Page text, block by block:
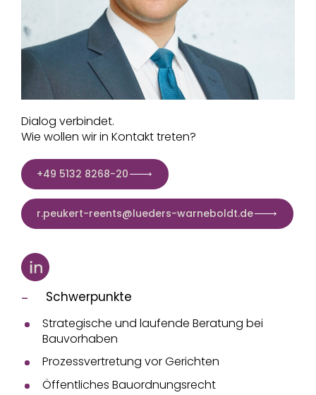
Dialog verbindet.
Wie wollen wir in Kontakt treten?
+49 5132 8268-20
r.peukert-reents@lueders-warneboldt.de
Schwerpunkte
Strategische und laufende Beratung bei
Bauvorhaben
Prozessvertretung vor Gerichten
Öffentliches Bauordnungsrecht